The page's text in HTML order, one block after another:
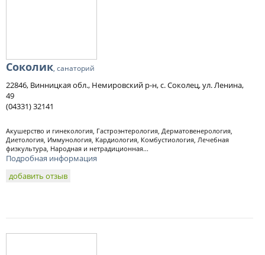
Соколик, санаторий
22846, Винницкая обл., Немировский р-н, с. Соколец, ул. Ленина,
49
(04331) 32141
Акушерство и гинекология, Гастроэнтерология, Дерматовенерология,
Диетология, Иммунология, Кардиология, Комбустиология, Лечебная
физкультура, Народная и нетрадиционная...
Подробная информация
добавить отзыв